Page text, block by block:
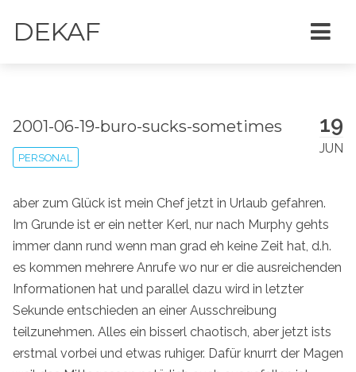
DEKAF
19
JUN
2001-06-19-buro-sucks-sometimes
PERSONAL
aber zum Glück ist mein Chef jetzt in Urlaub gefahren.
Im Grunde ist er ein netter Kerl, nur nach Murphy gehts
immer dann rund wenn man grad eh keine Zeit hat, d.h.
es kommen mehrere Anrufe wo nur er die ausreichenden
Informationen hat und parallel dazu wird in letzter
Sekunde entschieden an einer Ausschreibung
teilzunehmen. Alles ein bisserl chaotisch, aber jetzt ists
erstmal vorbei und etwas ruhiger. Dafür knurrt der Magen